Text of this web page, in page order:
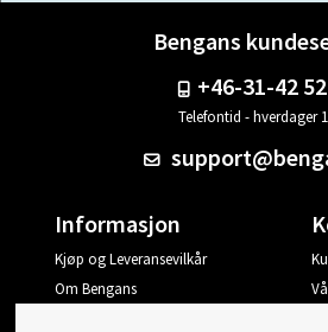
Bengans
+46-31-42
Telefontid - hverdager
Informasjon
Kjøp og Leveransevilkår
Om Bengans